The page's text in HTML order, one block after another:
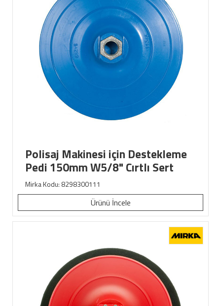
Polisaj Makinesi için Destekleme
Pedi 150mm W5/8" Cırtlı Sert
Mirka Kodu: 8298300111
Ürünü İncele